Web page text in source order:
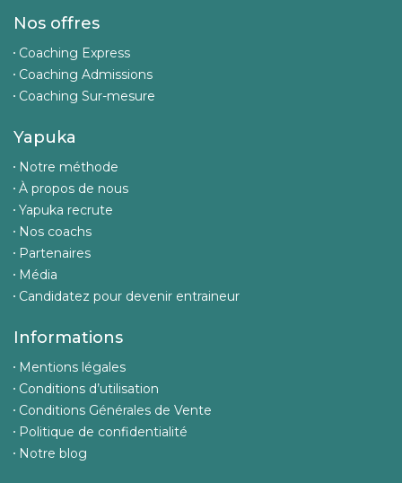
Nos offres
Coaching Express
Coaching Admissions
Coaching Sur-mesure
Yapuka
Notre méthode
À propos de nous
Yapuka recrute
Nos coachs
Partenaires
Média
Candidatez pour devenir entraineur
Informations
Mentions légales
Conditions d’utilisation
Conditions Générales de Vente
Politique de confidentialité
Notre blog